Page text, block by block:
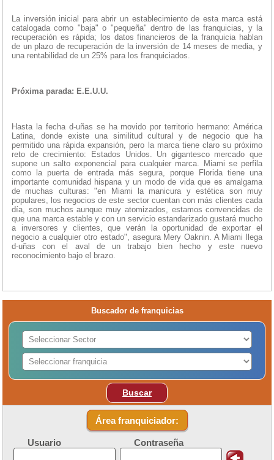
La inversión inicial para abrir un establecimiento de esta marca está
catalogada como "baja" o "pequeña" dentro de las franquicias, y la
recuperación es rápida; los datos financieros de la franquicia hablan
de un plazo de recuperación de la inversión de 14 meses de media, y
una rentabilidad de un 25% para los franquiciados.
Próxima parada: E.E.U.U.
Hasta la fecha d-uñas se ha movido por territorio hermano: América
Latina, donde existe una similitud cultural y de negocio que ha
permitido una rápida expansión, pero la marca tiene claro su próximo
reto de crecimiento: Estados Unidos. Un gigantesco mercado que
supone un salto exponencial para cualquier marca. Miami se perfila
como la puerta de entrada más segura, porque Florida tiene una
importante comunidad hispana y un modo de vida que es amalgama
de muchas culturas: "en Miami la manicura y estética son muy
populares, los negocios de este sector cuentan con más clientes cada
día, son muchos aunque muy atomizados, estamos convencidas de
que una marca estable y con un servicio estandarizado gustará mucho
a inversores y clientes, que verán la oportunidad de exportar el
negocio a cualquier otro estado", asegura Mery Oaknin. A Miami llega
d-uñas con el aval de un trabajo bien hecho y este nuevo
reconocimiento bajo el brazo.
Buscador de franquicias
Buscar
Área franquiciador:
Usuario Contraseña